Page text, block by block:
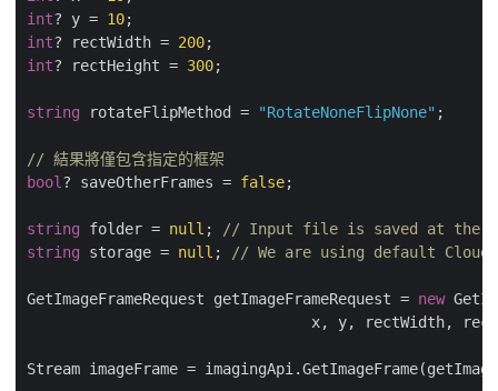
int? y = 10
int? rectWidth = 200
int? rectHeight = 300;
string rotateFlipMethod = "RotateNoneFlipNone" ;
// 結果將僅包含指定的框架
bool ? saveOtherFrames = false;
string folder = null ;
// Input file is saved at the
string storage = null ; // We are using default Cloud
GetImageFrameRequest getImageFrameRequest = new
x, y, rectWidth,
Stream imageFrame =